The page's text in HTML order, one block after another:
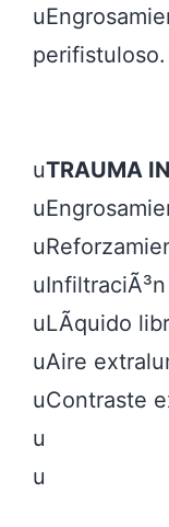
perifistuloso.
uTRAUMA
uLÃ­quido
uAire
uContraste
u
u